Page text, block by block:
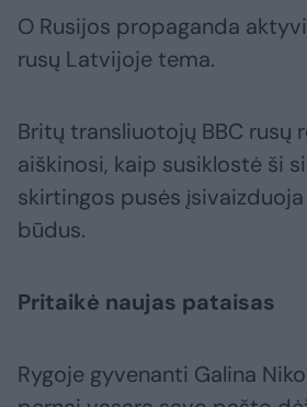
O Rusijos propaganda
rusų Latvijoje tema.
Britų transliuotojų BBC rusų
aiškinosi, kaip susiklostė ši
skirtingos pusės
būdus.
Pritaikė naujas pataisas
Rygoje gyvenanti Galina